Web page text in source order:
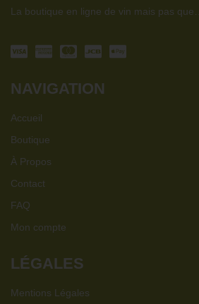
La boutique en ligne de vin mais pas que…
NAVIGATION
Accueil
Boutique
À Propos
Contact
FAQ
Mon compte
LÉGALES
Mentions Légales